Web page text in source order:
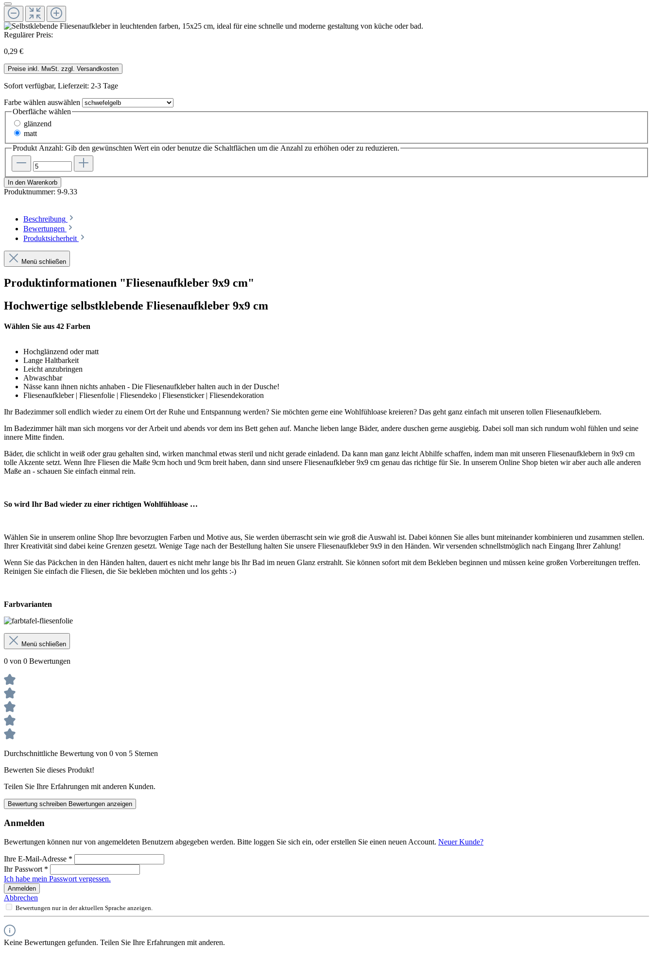
Regulärer Preis:
0,29 €
Preise inkl. MwSt. zzgl. Versandkosten
Sofort verfügbar, Lieferzeit: 2-3 Tage
Farbe wählen auswählen
Oberfläche wählen
glänzend
matt
Produkt Anzahl: Gib den gewünschten Wert ein oder benutze die Schaltflächen um die Anzahl zu erhöhen oder zu reduzieren.
In den Warenkorb
Produktnummer: 9-9.33
Beschreibung
Bewertungen
Produktsicherheit
Menü schließen
Produktinformationen "Fliesenaufkleber 9x9 cm"
Hochwertige selbstklebende Fliesenaufkleber 9x9 cm
Wählen Sie aus 42 Farben
Hochglänzend oder matt
Lange Haltbarkeit
Leicht anzubringen
Abwaschbar
Nässe kann ihnen nichts anhaben - Die Fliesenaufkleber halten auch in der Dusche!
Fliesenaufkleber | Fliesenfolie | Fliesendeko | Fliesensticker | Fliesendekoration
Ihr Badezimmer soll endlich wieder zu einem Ort der Ruhe und Entspannung werden? Sie möchten gerne eine Wohlfühloase kreieren? Das geht ganz einfach mit unseren tollen Fliesenaufklebern.
Im Badezimmer hält man sich morgens vor der Arbeit und abends vor dem ins Bett gehen auf. Manche lieben lange Bäder, andere duschen gerne ausgiebig. Dabei soll man sich rundum wohl fühlen und seine
innere Mitte finden.
Bäder, die schlicht in weiß oder grau gehalten sind, wirken manchmal etwas steril und nicht gerade einladend. Da kann man ganz leicht Abhilfe schaffen, indem man mit unseren Fliesenaufklebern in 9x9 cm
tolle Akzente setzt. Wenn Ihre Fliesen die Maße 9cm hoch und 9cm breit haben, dann sind unsere Fliesenaufkleber 9x9 cm genau das richtige für Sie. In unserem Online Shop bieten wir aber auch alle anderen
Maße an - schauen Sie einfach einmal rein.
So wird Ihr Bad wieder zu einer richtigen Wohlfühloase …
Wählen Sie in unserem online Shop Ihre bevorzugten Farben und Motive aus, Sie werden überrascht sein wie groß die Auswahl ist. Dabei können Sie alles bunt miteinander kombinieren und zusammen stellen.
Ihrer Kreativität sind dabei keine Grenzen gesetzt. Wenige Tage nach der Bestellung halten Sie unsere Fliesenaufkleber 9x9 in den Händen. Wir versenden schnellstmöglich nach Eingang Ihrer Zahlung!
Wenn Sie das Päckchen in den Händen halten, dauert es nicht mehr lange bis Ihr Bad im neuen Glanz erstrahlt. Sie können sofort mit dem Bekleben beginnen und müssen keine großen Vorbereitungen treffen.
Reinigen Sie einfach die Fliesen, die Sie bekleben möchten und los gehts :-)
Farbvarianten
Menü schließen
0 von 0 Bewertungen
Durchschnittliche Bewertung von 0 von 5 Sternen
Bewerten Sie dieses Produkt!
Teilen Sie Ihre Erfahrungen mit anderen Kunden.
Bewertung schreiben Bewertungen anzeigen
Anmelden
Bewertungen können nur von angemeldeten Benutzern abgegeben werden. Bitte loggen Sie sich ein, oder erstellen Sie einen neuen Account. Neuer Kunde?
Ihre E-Mail-Adresse *
Ihr Passwort *
Ich habe mein Passwort vergessen.
Anmelden
Abbrechen
Bewertungen nur in der aktuellen Sprache anzeigen.
Keine Bewertungen gefunden. Teilen Sie Ihre Erfahrungen mit anderen.